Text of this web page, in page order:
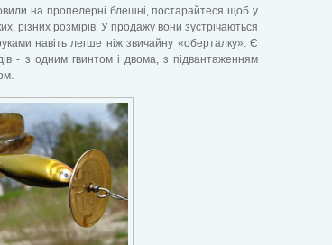
на пропелерні блешні, постарайтеся щоб у
різних розмірів. У продажу вони зустрічаються
навіть легше ніж звичайну «оберталку». Є
- з одним гвинтом і двома, з підвантаженням